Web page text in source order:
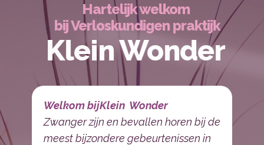
Hartelijk welkom
bij Verloskundigen praktijk
Klein Wonder
Welkom bijKlein Wonder
Zwanger zijn en bevallen horen bij de
meest bijzondere gebeurtenissen in